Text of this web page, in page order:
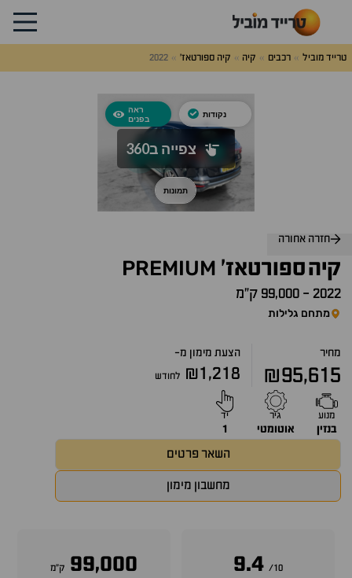
טרייד מוביל רכבים קיה קיה ספורטאז' 2022
חזרה אחורה
קיהספורטאז' PREMIUM
2022
- 99,000 ק״מ
מתחם גלילות
מחיר
₪95,615
הצעת מימון מ-
₪1,218 לחודש
מנוע
בנזין
גיר
אוטומטי
יד
1
השאר פרטים
מחשבון מימון
10/
9.4
99,000 ק״מ